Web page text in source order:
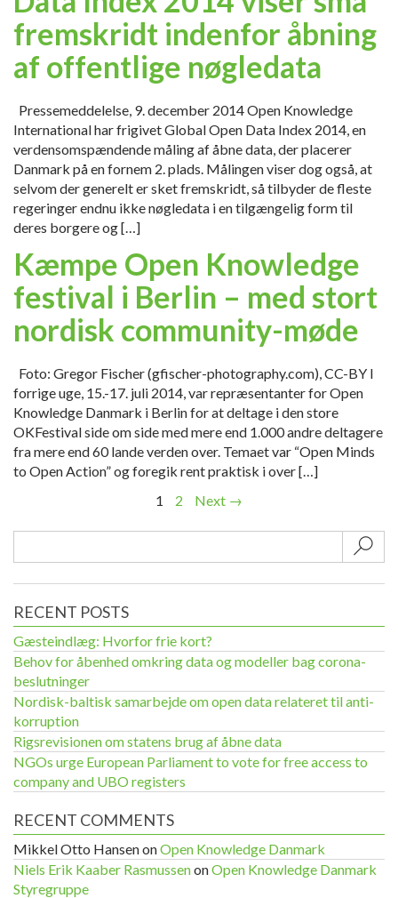
fremskridt indenfor åbning
af offentlige nøgledata
Pressemeddelelse, 9. december 2014 Open Knowledge
International har frigivet Global Open Data Index 2014, en
verdensomspændende måling af åbne data, der placerer
Danmark på en fornem 2. plads. Målingen viser dog også, at
selvom der generelt er sket fremskridt, så tilbyder de fleste
regeringer endnu ikke nøgledata i en tilgængelig form til
deres borgere og […]
Kæmpe Open Knowledge
festival i Berlin – med stort
nordisk community-møde
Foto: Gregor Fischer (gfischer-photography.com), CC-BY I
forrige uge, 15.-17. juli 2014, var repræsentanter for Open
Knowledge Danmark i Berlin for at deltage i den store
OKFestival side om side med mere end 1.000 andre deltagere
fra mere end 60 lande verden over. Temaet var “Open Minds
to Open Action” og foregik rent praktisk i over […]
1
2 Next →
RECENT POSTS
Gæsteindlæg: Hvorfor frie kort?
Behov for åbenhed omkring data og modeller bag corona-
beslutninger
Nordisk-baltisk samarbejde om open data relateret til anti-
korruption
Rigsrevisionen om statens brug af åbne data
NGOs urge European Parliament to vote for free access to
company and UBO registers
RECENT COMMENTS
Mikkel Otto HansenonOpen Knowledge Danmark
Niels Erik Kaaber RasmussenonOpen Knowledge Danmark
Styregruppe